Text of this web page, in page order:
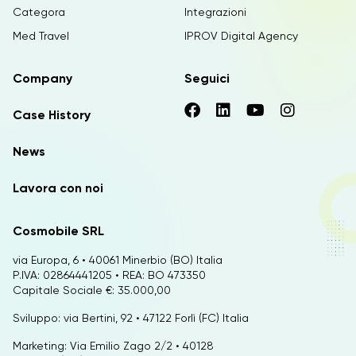
Cosmobile SRL
via Europa, 6 • 40061 Minerbio (BO) Italia
P.IVA: 02864441205 • REA: BO 473350
Capitale Sociale €: 35.000,00
Sviluppo: via Bertini, 92 • 47122 Forlì (FC) Italia
Marketing: Via Emilio Zago 2/2 • 40128
Categora
Med Travel
Integrazioni
IPROV Digital Agency
Company
Case History
News
Lavora con noi
Seguici